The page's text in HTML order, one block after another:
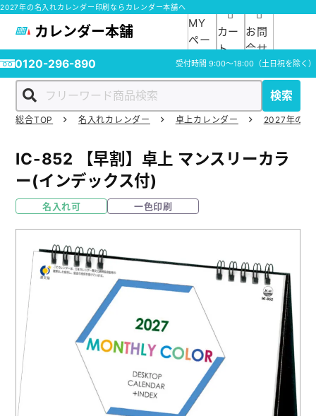
2027年の名入れカレンダー印刷ならカレンダー本舗へ
カレンダー本舗
検索
MY
ペー
ジ
カー
ト
お問
合せ
0120-296-890
受付時間 9:00～18:00 （土日祝を除く）
商品一覧
ご利用ガイド
入稿ガイド
スタッフ紹介
お役立ち情報
よくあるご質問
総合TOP 名入れカレンダー 卓上カレンダー 2027年のダ
IC-852
【早割】卓上 マンスリーカラ
ー(インデックス付)
名入れ可 一色印刷